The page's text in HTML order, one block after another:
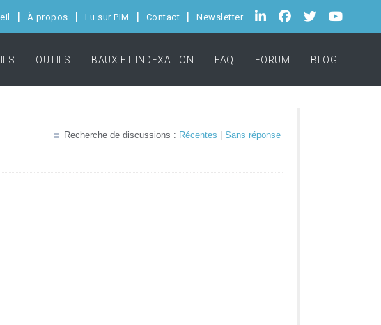
À propos Lu sur PIM Contact Newsletter
OUTILS BAUX ET INDEXATION FAQ FORUM BLOG
Recherche de discussions : Récentes Sans réponse